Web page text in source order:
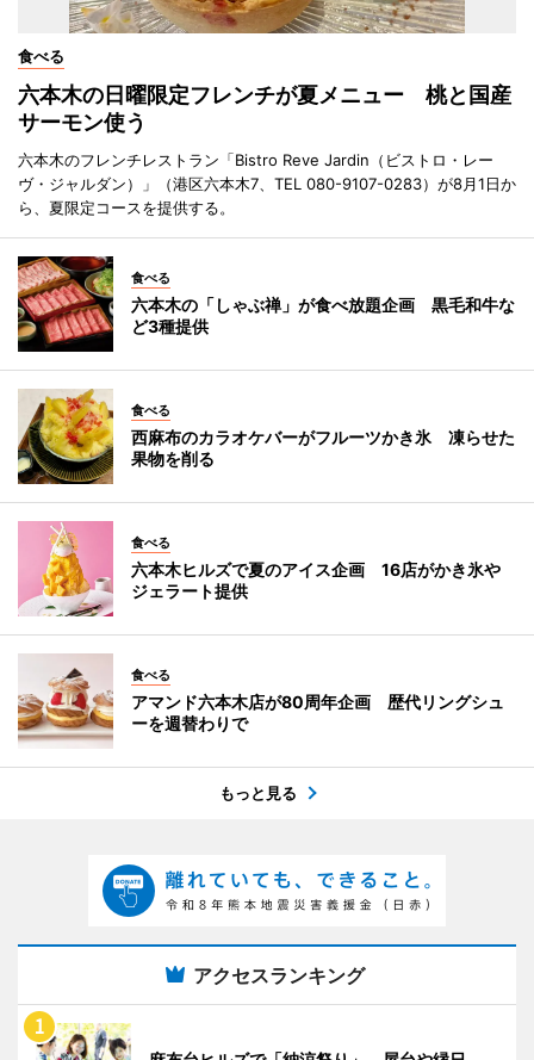
食べる
六本木の日曜限定フレンチが夏メニュー 桃と国産
サーモン使う
六本木のフレンチレストラン「Bistro Reve Jardin（ビストロ・レー
ヴ・ジャルダン）」（港区六本木7、TEL 080-9107-0283）が8月1日か
ら、夏限定コースを提供する。
食べる
六本木の「しゃぶ禅」が食べ放題企画 黒毛和牛な
ど3種提供
食べる
西麻布のカラオケバーがフルーツかき氷 凍らせた
果物を削る
食べる
六本木ヒルズで夏のアイス企画 16店がかき氷や
ジェラート提供
食べる
アマンド六本木店が80周年企画 歴代リングシュ
ーを週替わりで
もっと見る
アクセスランキング